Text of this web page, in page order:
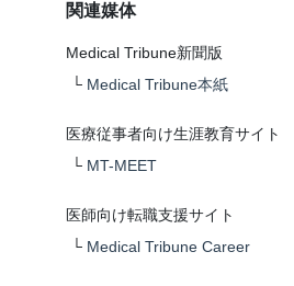
関連媒体
Medical Tribune新聞版
└ Medical Tribune本紙
医療従事者向け生涯教育サイト
└ MT-MEET
医師向け転職支援サイト
└ Medical Tribune Career